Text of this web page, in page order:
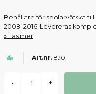
Behållare för spolarvätska
2008–2016. Levereras
Läs mer
890
- +